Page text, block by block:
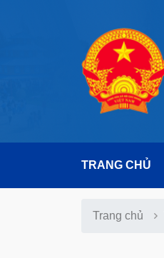
TRANG CHỦ
Trang chủ